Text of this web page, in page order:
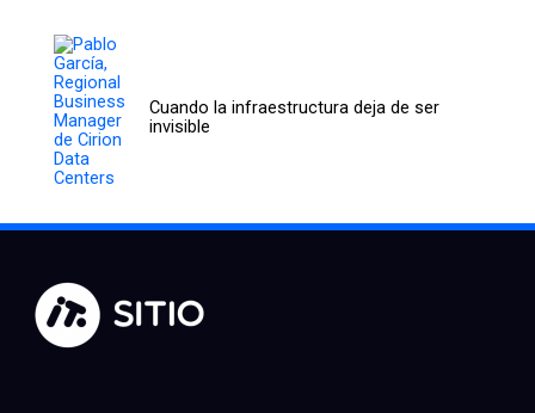
Cuando la infraestructura deja de ser
invisible